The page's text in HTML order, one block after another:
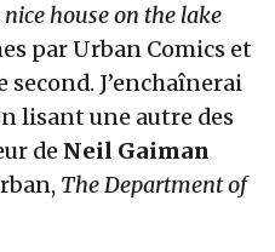
nice house on the lake
par Urban Comics et
J’enchaînerai
lisant une autre des
de Neil Gaiman
The Department of